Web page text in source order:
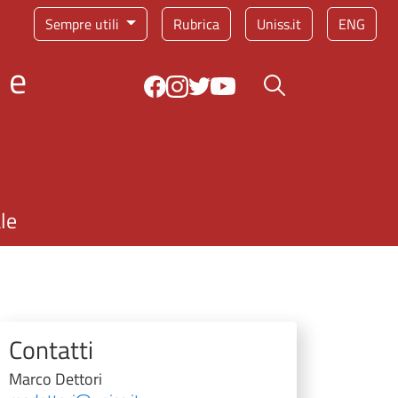
Sempre utili Rubrica Uniss.it ENG
Bottone cerca
Contatti
Marco Dettori